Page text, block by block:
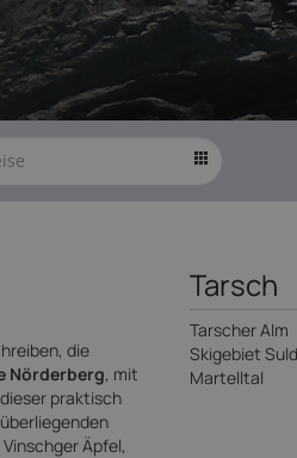
die
Nörderberg, mit
praktisch
Äpfel,
Tarsch
Tarscher Alm
Skigebiet
Martelltal